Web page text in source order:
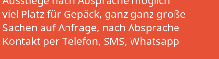
viel Platz für Gepäck, ganz ganz große
Sachen auf Anfrage, nach Absprache
Kontakt per Telefon, SMS, Whatsapp